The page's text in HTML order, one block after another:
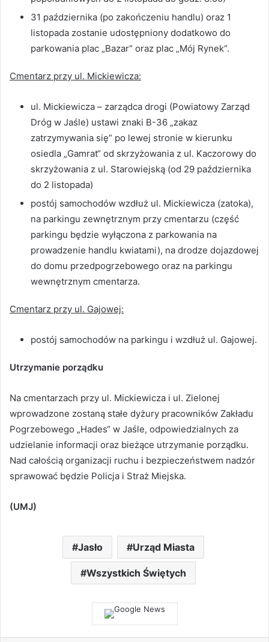
31 października (po zakończeniu handlu) oraz 1
listopada zostanie udostępniony dodatkowo do
parkowania plac „Bazar“ oraz plac „Mój Rynek“.
Cmentarz przy ul. Mickiewicza:
ul. Mickiewicza – zarządca drogi (Powiatowy Zarząd
Dróg w Jaśle) ustawi znaki B-36 „zakaz
zatrzymywania się” po lewej stronie w kierunku
osiedla „Gamrat“ od skrzyżowania z ul. Kaczorowy do
skrzyżowania z ul. Starowiejską (od 29 października
do 2 listopada)
postój samochodów wzdłuż ul. Mickiewicza (zatoka),
na parkingu zewnętrznym przy cmentarzu (część
parkingu będzie wyłączona z parkowania na
prowadzenie handlu kwiatami), na drodze dojazdowej
do domu przedpogrzebowego oraz na parkingu
wewnętrznym cmentarza.
Cmentarz przy ul. Gajowej:
postój samochodów na parkingu i wzdłuż ul. Gajowej.
Utrzymanie porządku
Na cmentarzach przy ul. Mickiewicza i ul. Zielonej
wprowadzone zostaną stałe dyżury pracowników Zakładu
Pogrzebowego „Hades“ w Jaśle, odpowiedzialnych za
udzielanie informacji oraz bieżące utrzymanie porządku.
Nad całością organizacji ruchu i bezpieczeństwem nadzór
sprawować będzie Policja i Straż Miejska.
(UMJ)
Jasło Urząd Miasta
Wszystkich Świętych